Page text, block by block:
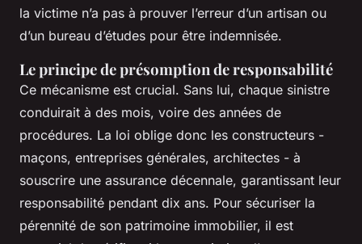
la victime n’a pas à prouver l’erreur d’un artisan ou
d’un bureau d’études pour être indemnisée.
Le principe de présomption de responsabilité
Ce mécanisme est crucial. Sans lui, chaque sinistre
conduirait à des mois, voire des années de
procédures. La loi oblige donc les constructeurs -
maçons, entreprises générales, architectes - à
souscrire une assurance décennale, garantissant leur
responsabilité pendant dix ans. Pour sécuriser la
pérennité de son patrimoine immobilier, il est